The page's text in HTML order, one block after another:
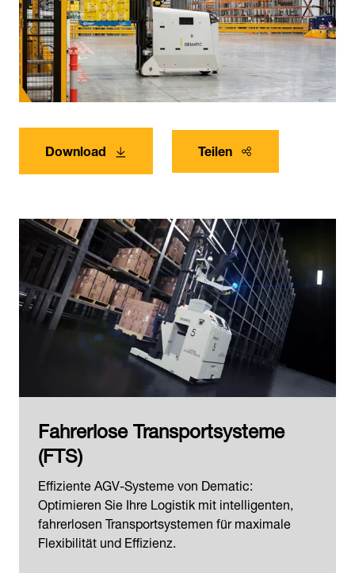
Download Teilen
Fahrerlose Transportsysteme
(FTS)
Effiziente AGV-Systeme von Dematic:
Optimieren Sie Ihre Logistik mit intelligenten,
fahrerlosen Transportsystemen für maximale
Flexibilität und Effizienz.